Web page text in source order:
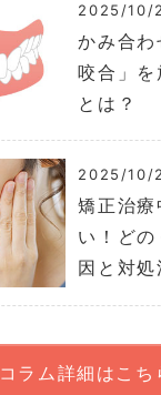
2025/10/
かみ合わ
咬合」を
とは？
2025/10/
矯正治療
い！ど
因と対処
コラム詳細はこち